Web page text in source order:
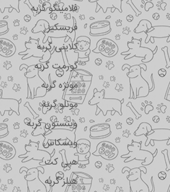
فلامینگو گربه
فریسکیز
کلاینی گربه
گورمت گربه
مونژه گربه
مونلو گربه
وینستون گربه
ویسکاس
هپی کت
هیلز گربه